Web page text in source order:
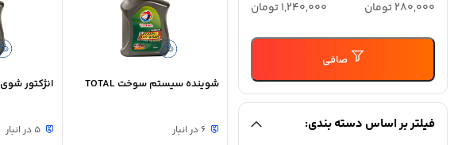
حداقل
قیمت
حداكثر
قيمت
صافی
280,000 تومان 1,240,000 تومان
فیلتر بر اساس دسته بندی:
شوینده سیستم سوخت TOTAL
6 در انبار
انژکتور شوی TOTAL
5 در انبار